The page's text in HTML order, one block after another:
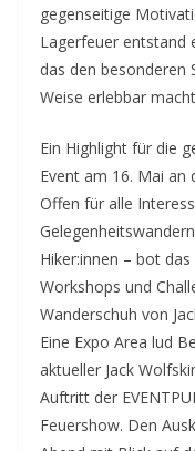
gegenseitige
Lagerfeuer entstand
das den besonderen
Weise erlebbar
Ein Highlight für die
Event am 16. Mai an
Offen für alle
Hiker:innen – bot
Workshops und
Wanderschuh von
Eine Expo Area lud
aktueller Jack
Auftritt der
Feuershow. Den